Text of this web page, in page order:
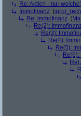
Re: Aktien - nur
Immofinanz (
Re: Immofinanz (
Re(2):
Re(3):
Re(4):
Re(5):
Re(6):